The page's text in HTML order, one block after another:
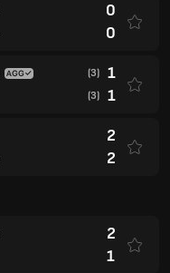
0
0
(3) 1
(3) 1
2
2
2
1